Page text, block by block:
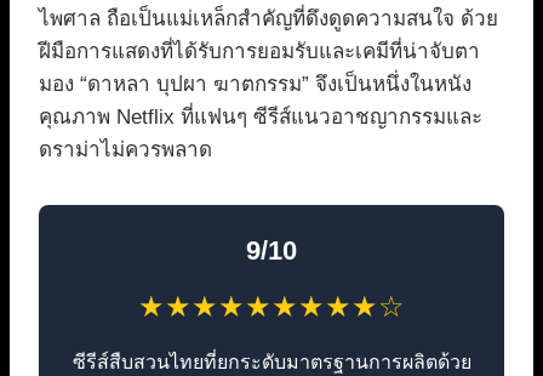
ไพศาล ถือเป็นแม่เหล็กสำคัญที่ดึงดูดความสนใจ ด้วย
ฝีมือการแสดงที่ได้รับการยอมรับและเคมีที่น่าจับตา
มอง “ดาหลา บุปผา ฆาตกรรม” จึงเป็นหนึ่งในหนัง
คุณภาพ Netflix ที่แฟนๆ ซีรีส์แนวอาชญากรรมและ
ดราม่าไม่ควรพลาด
9/10
★★★★★★★★★☆
ซีรีส์สืบสวนไทยที่ยกระดับมาตรฐานการผลิตด้วย